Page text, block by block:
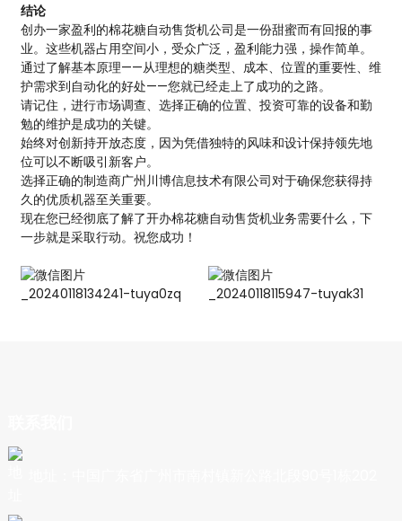
结论
创办一家盈利的棉花糖自动售货机公司是一份甜蜜而有回报的事
业。这些机器占用空间小，受众广泛，盈利能力强，操作简单。
通过了解基本原理——从理想的糖类型、成本、位置的重要性、维
护需求到自动化的好处——您就已经走上了成功的之路。
请记住，进行市场调查、选择正确的位置、投资可靠的设备和勤
勉的维护是成功的关键。
始终对创新持开放态度，因为凭借独特的风味和设计保持领先地
位可以不断吸引新客户。
选择正确的制造商广州川博信息技术有限公司对于确保您获得持
久的优质机器至关重要。
现在您已经彻底了解了开办棉花糖自动售货机业务需要什么，下
一步就是采取行动。祝您成功！